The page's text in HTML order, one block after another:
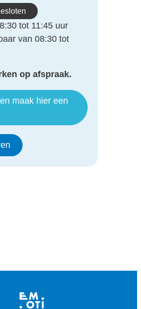
tot 11:45 uur
van 08:30 tot
op afspraak.
maak hier een
Sociaal Huis